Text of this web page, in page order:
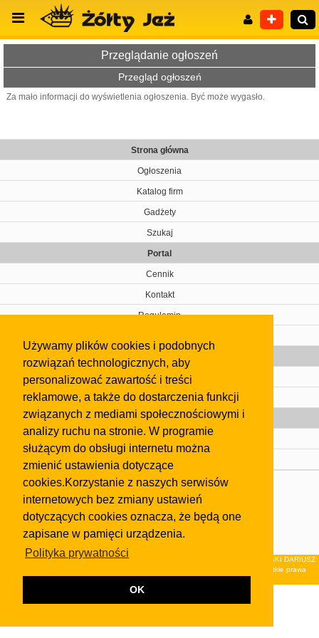
Używamy plików cookies i podobnych
rozwiązań technologicznych, aby
personalizować zawartość i treści
reklamowe, a także do dostarczenia funkcji
związanych z mediami społecznościowymi i
analizy ruchu na stronie. W programie
służącym do obsługi internetu można
zmienić ustawienia dotyczące
cookies.Korzystanie z naszych serwisów
internetowych bez zmiany ustawień
dotyczących cookies oznacza, że będą one
zapisane w pamięci urządzenia.
Polityka prywatności
OK
Przeglądanie ogłoszeń
Przegląd ogłoszeń
Za mało informacji do wyświetlenia ogłoszenia. Być może wygasło.
Strona główna
Ogłoszenia
Katalog firm
Gadżety
Szukaj
Portal
Cennik
Kontakt
Regulamin
Gazeta
Olkusz
Kontakt
Strefa dla biznesu
Biura nieruchomości
Dealerzy i autokomisy
Skontaktuj się z nami
regulaminuiPolityki Prywatności.
Klauzula FB
© 2026Wydawnictwo NEON sp. z o.o. (dawniej: FIRMA NEON MAREK KLUCZEWSKI DARIUSZ
KRAWCZYK s.c.) z siedzibą w Olkuszu, ul.Żuradzka 15, 32-300 Olkusz . Wszystkie prawa